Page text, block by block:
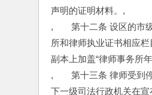
声明的证明材料。,
,　　第十二条 设区的市
所和律师执业证书相应
副本上加盖“律师事务所
,　　第十三条 律师受到
下一级司法行政机关在